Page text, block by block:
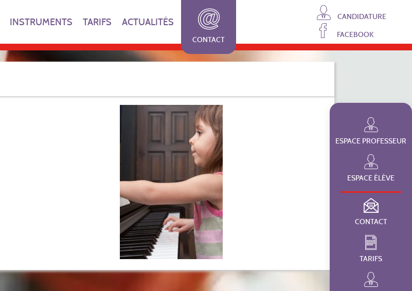
ESPACE PROFESSEUR
ESPACE ÉLÈVE
CONTACT
TARIFS
INSTRUMENTS TARIFS ACTUALITÉS
CONTACT
CANDIDATURE
FACEBOOK